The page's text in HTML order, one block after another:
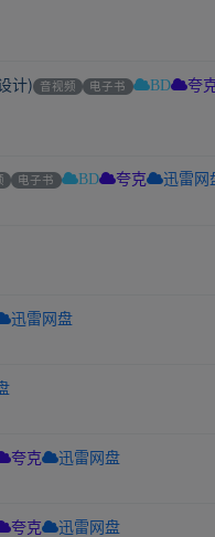
计) 音视频 电子书 BD
夸
电子书 BD 夸克 迅雷网
迅雷网盘
夸克 迅雷网盘
夸克 迅雷网盘